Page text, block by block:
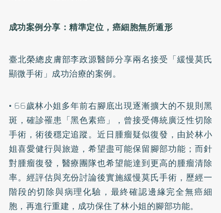
成功案例分享：精準定位，癌細胞無所遁形
臺北榮總皮膚部李政源醫師分享兩名接受「緩慢莫氏
顯微手術」成功治療的案例。
• 66歲林小姐多年前右腳底出現逐漸擴大的不規則黑
斑，確診罹患「黑色素癌」，曾接受傳統廣泛性切除
手術，術後穩定追蹤。近日腫瘤疑似復發，由於林小
姐喜愛健行與旅遊，希望盡可能保留腳部功能；而針
對腫瘤復發，醫療團隊也希望能達到更高的腫瘤清除
率。經評估與充份討論後實施緩慢莫氏手術，歷經一
階段的切除與病理化驗，最終確認邊緣完全無癌細
胞，再進行重建，成功保住了林小姐的腳部功能。